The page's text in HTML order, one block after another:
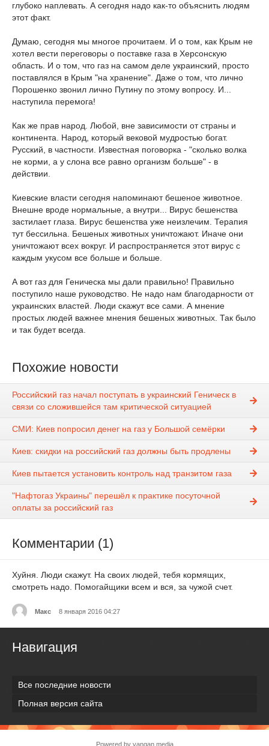
глубоко наплевать. А сегодня надо как-то объяснить людям
этот факт.
Думаю, сегодня мы многое прочитаем. И о том, как Крым не
хотел вести переговоры о поставке газа в Херсонскую
область. И о том, что газ на самом деле украинский, просто
поставлялся в Крым "на хранение". Даже о том, что лично
Порошенко звонил лично Путину по этому вопросу. И...
наступила перемога!
Как же прав народ. Любой, вне зависимости от страны и
континента. Народ, который вековой мудростью богат.
Русский, в частности. Известная поговорка - "сколько волка
не корми, а у слона все равно организм больше" - в
действии.
Киевские власти сегодня напоминают бешеное животное.
Внешне вроде нормальные, а внутри... Вирус бешенства
застилает глаза. Вирус бешенства уже неизлечим. Терапия
тут бессильна. Бешеных животных уничтожают. Иначе они
уничтожают всех вокруг. И распространяется этот вирус с
каждым укусом все больше и больше.
А вот газ для Геническа мы дали правильно! Правильно
поступило наше руководство. Не надо нам благодарности от
украинских властей. Люди скажут все сами. А мнение
простых людей важнее мнения бешеных животных. Так было
и так будет всегда.
Похожие новости
Российский газ начал поступать в украинский Геническ в
связи со сложившейся там критической ситуацией
СМИ: Киев попросил денег на газ у Большой семёрки
Киев: скидки на российский газ должны быть продлены
Киев пытается установить контроль над транзитом газа
"Нафтогаз Украины" перешёл к практике посуточной
оплаты за российский газ
Комментарии (1)
Хуйня. Люди скажут. На своих людей, тебя кормящих,
смотреть надо. Помогайщики всем и вся, за чужой счет.
Макс 8 января 2016 04:27
Навигация
Все последние новости
Полная версия сайта
Powered by vangan media